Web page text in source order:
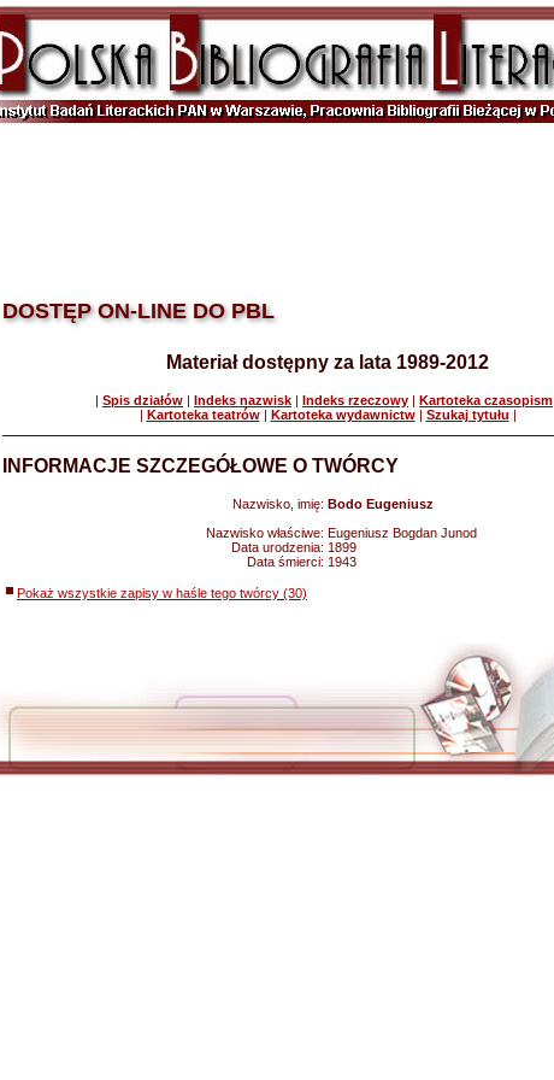
DOSTĘP ON-LINE DO PBL
Materiał dostępny za lata 1989-2012
| Spis działów | Indeks nazwisk | Indeks rzeczowy | Kartoteka czasopism
| Kartoteka teatrów| Kartoteka wydawnictw| Szukaj tytułu |
INFORMACJE SZCZEGÓŁOWE O TWÓRCY
Nazwisko, imię: Bodo Eugeniusz
Nazwisko właściwe: Eugeniusz Bogdan Junod
Data urodzenia: 1899
Data śmierci: 1943
Pokaż wszystkie zapisy w haśle tego twórcy (30)